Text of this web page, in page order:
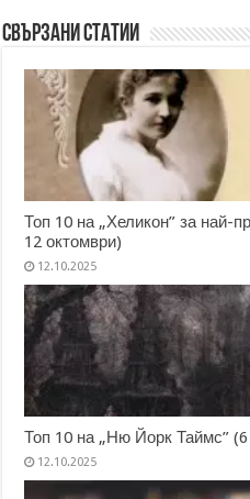
Свързани статии
Топ 10 на „Хеликон” за най-
12 октомври)
12.10.2025
Топ 10 на „Ню Йорк Таймс”
12.10.2025